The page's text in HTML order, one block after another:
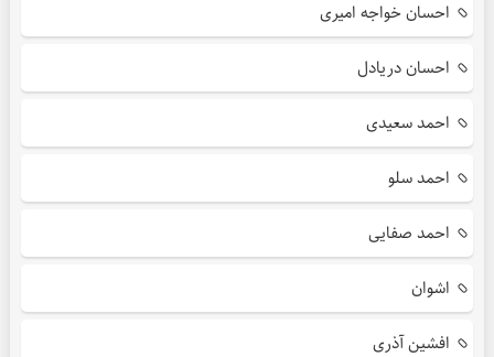
احسان خواجه امیری
احسان دریادل
احمد سعیدی
احمد سلو
احمد صفایی
اشوان
افشین آذری